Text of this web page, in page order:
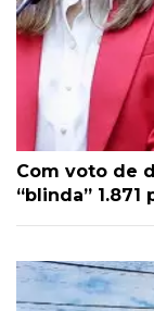
Com voto de
“blinda” 1.871